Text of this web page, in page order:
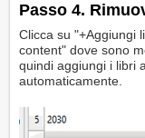
Passo 4.
Clicca su "+Aggiungi
content" dove sono
quindi aggiungi i libri
automaticamente.